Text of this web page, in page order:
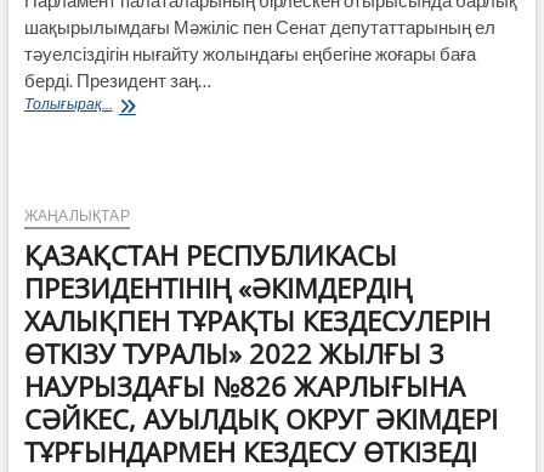
шақырылымдағы Мәжіліс пен Сенат депутаттарының ел
тәуелсіздігін нығайту жолындағы еңбегіне жоғары баға
берді. Президент заң…
Толығырақ... Президент:
тарихындағы
ең
мықты
құрамның
бірі
ЖАҢАЛЫҚТАР
ҚАЗАҚСТАН РЕСПУБЛИКАСЫ
ПРЕЗИДЕНТІНІҢ «ӘКІМДЕРДІҢ
ХАЛЫҚПЕН ТҰРАҚТЫ КЕЗДЕСУЛЕРІН
ӨТКІЗУ ТУРАЛЫ» 2022 ЖЫЛҒЫ 3
НАУРЫЗДАҒЫ №826 ЖАРЛЫҒЫНА
СӘЙКЕС, АУЫЛДЫҚ ОКРУГ ӘКІМДЕРІ
ТҰРҒЫНДАРМЕН КЕЗДЕСУ ӨТКІЗЕДІ